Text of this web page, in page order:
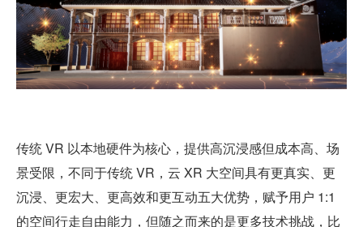
传统 VR 以本地硬件为核心，提供高沉浸感但成本高、场
景受限，不同于传统 VR，云 XR 大空间具有更真实、更
沉浸、更宏大、更高效和更互动五大优势，赋予用户 1:1
的空间行走自由能力，但随之而来的是更多技术挑战，比